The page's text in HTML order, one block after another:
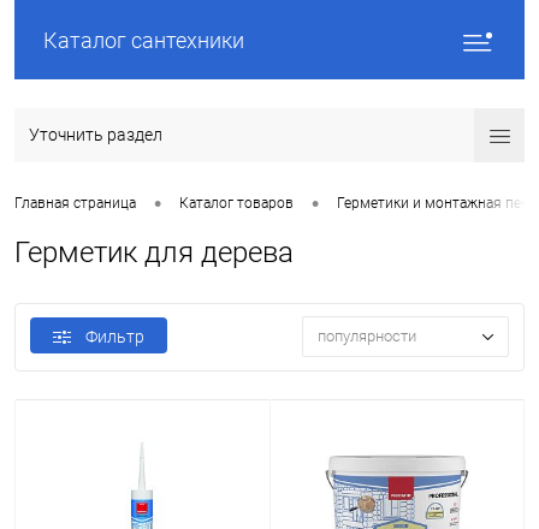
Каталог сантехники
Уточнить раздел
Главная страница • Каталог товаров • Герметики и монтажная пена
Герметик для дерева
Фильтр популярности